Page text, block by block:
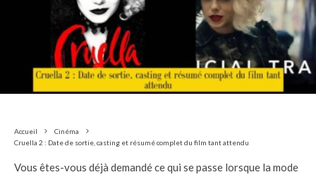
Accueil
Cinéma
Cruella 2 : Date de sortie, casting et résumé complet du film tant attendu
Vous êtes-vous déjà demandé ce qui se passe lorsque la mode